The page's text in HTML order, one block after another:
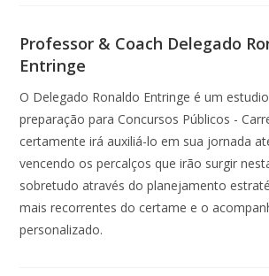
Professor & Coach Delegado
Entringe
O Delegado Ronaldo Entringe é um
preparação para Concursos Públicos -
certamente irá auxiliá-lo em sua jornada
vencendo os percalços que irão surgir
sobretudo através do planejamento
mais recorrentes do certame e o
personalizado.